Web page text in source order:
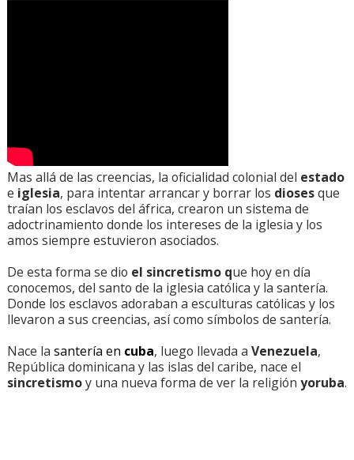
Mas allá de las creencias, la oficialidad colonial del estado
e iglesia, para intentar arrancar y borrar los diosesque
traían los esclavos del áfrica, crearon un sistema de
adoctrinamiento donde los intereses de la iglesia y los
amos siempre estuvieron asociados.
De esta forma se dio el sincretismo que hoy en día
conocemos, del santo de la iglesia católica y la santería.
Donde los esclavos adoraban a esculturas católicas y los
llevaron a sus creencias, así como símbolos de santería.
Nace la santería en cuba, luego llevada a Venezuela,
República dominicana y las islas del caribe, nace el
sincretismoy una nueva forma de ver la religión yoruba.